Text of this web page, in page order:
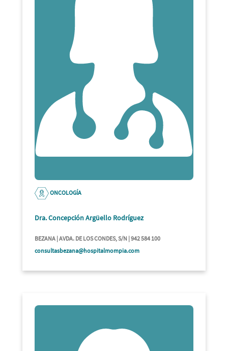
ONCOLOGÍA
Dra. Concepción Argüello Rodríguez
BEZANA | AVDA. DE LOS CONDES, S/N | 942 584 100
consultasbezana@hospitalmompia.com